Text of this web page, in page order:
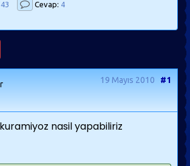
Cevap: 4
19 Mayıs 2010 #1
nasil yapabiliriz